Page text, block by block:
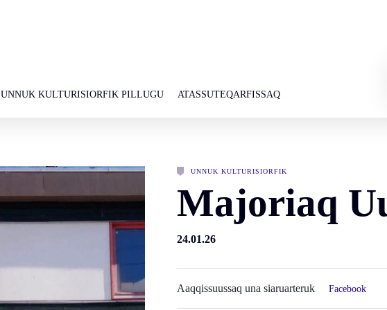
UNNUK KULTURISIORFIK PILLUGU ATASSUTEQARFISSAQ
UNNUK KULTURISIORFIK
Majoriaq
24.01.26
Aaqqissuussaq una siaruarteruk Facebook